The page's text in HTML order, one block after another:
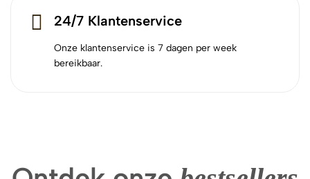
24/7 Klantenservice
Onze klantenservice is 7 dagen per week
bereikbaar.